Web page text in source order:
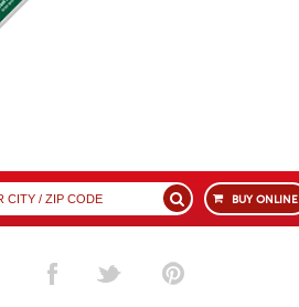
BUY ONLINE